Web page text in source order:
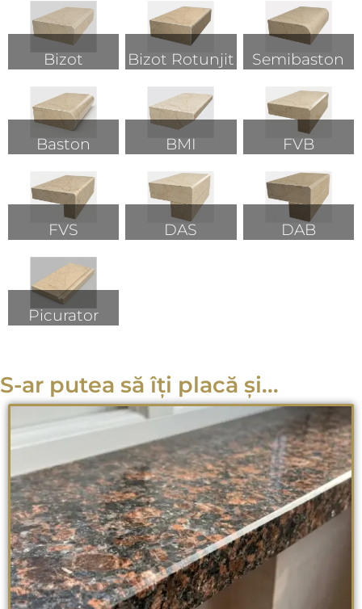
Bizot Bizot Rotunjit Semibaston
Baston BMI FVB
FVS DAS DAB
Picurator
S-ar putea să îți placă și...